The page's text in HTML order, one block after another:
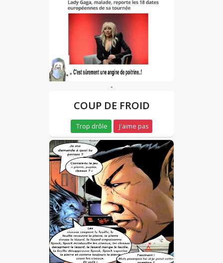
-
COUP DE FROID
Trop drôle J'aime pas